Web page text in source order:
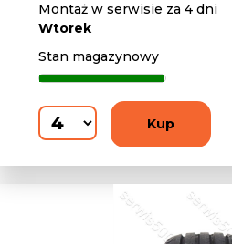
Montaż w serwisie za 4 dni
Wtorek
Stan magazynowy
Kup